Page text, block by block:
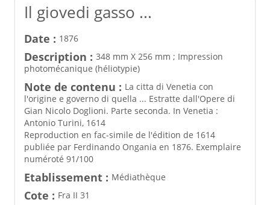
Il giovedi gasso ...
Date : 1876
Description : 348 mm X 256 mm ; Impression
photomécanique (héliotypie)
Note de contenu : La citta di Venetia con
l'origine e governo di quella ... Estratte dall'Opere di
Gian Nicolo Doglioni. Parte seconda. In Venetia :
Antonio Turini, 1614
Reproduction en fac-simile de l'édition de 1614
publiée par Ferdinando Ongania en 1876. Exemplaire
numéroté 91/100
Etablissement : Médiathèque
Cote : Fra II 31